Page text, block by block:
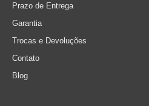
Prazo de Entrega
Garantia
Trocas e Devoluções
Contato
Blog